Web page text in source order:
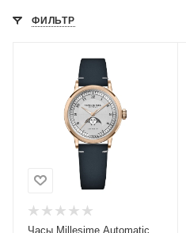
ФИЛЬТР
Часы Millesime Automatic